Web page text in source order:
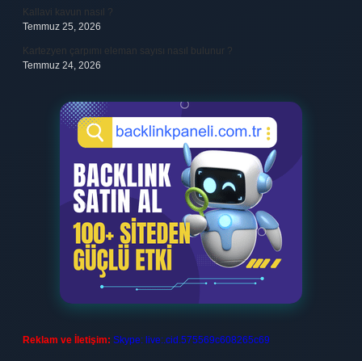
Kallavi kavun nasıl ?
Temmuz 25, 2026
Kartezyen çarpımı eleman sayısı nasıl bulunur ?
Temmuz 24, 2026
Reklam ve İletişim: Skype: live:.cid.575569c608265c69